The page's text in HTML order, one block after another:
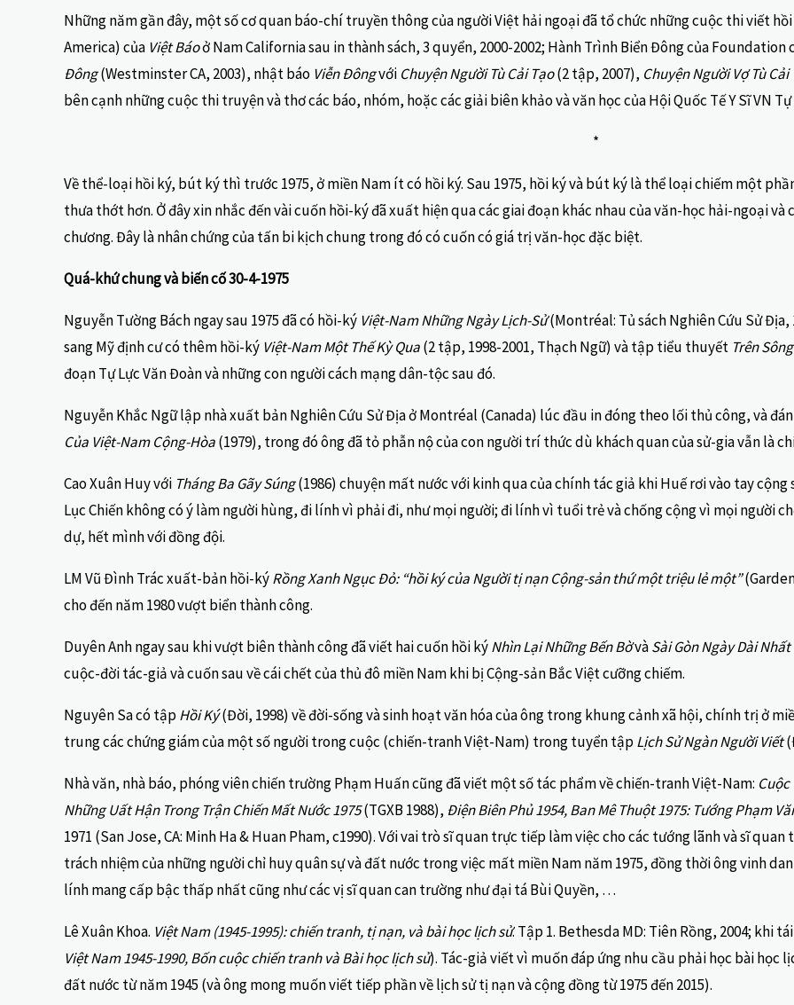
Những năm gần đây, một số cơ quan báo-chí truyền thông của người Việt hải ngoại đã tổ chức những cuộc thi viết
America) của Việt Báoở Nam California sau in thành sách, 3 quyển, 2000-2002; Hành Trình Biển Đông của
Đông(Westminster CA, 2003), nhật báo Viễn Đôngvới Chuyện Người Tù Cải Tạo(2 tập, 2007), Chuyện Người Vợ Tù Cải
bên cạnh những cuộc thi truyện và thơ các báo, nhóm, hoặc các giải biên khảo và văn học của Hội Quốc Tế Y Sĩ VN
*
Về thể-loại hồi ký, bút ký thì trước 1975, ở miền Nam ít có hồi ký. Sau 1975, hồi ký và bút ký là thể loại chiếm một
thưa thớt hơn. Ở đây xin nhắc đến vài cuốn hồi-ký đã xuất hiện qua các giai đoạn khác nhau của văn-học hải-ngoại
chương. Đây là nhân chứng của tấn bi kịch chung trong đó có cuốn có giá trị văn-học đặc biệt.
Quá-khứ chung và biến cố 30-4-1975
Nguyễn Tường Bách ngay sau 1975 đã có hồi-ký Việt-Nam Những Ngày Lịch-Sử(Montréal: Tủ sách Nghiên Cứu Sử
sang Mỹ định cư có thêm hồi-ký Việt-Nam Một Thế Kỳ Qua(2 tập, 1998-2001, Thạch Ngữ) và tập tiểu thuyết Trên
đoạn Tự Lực Văn Đoàn và những con người cách mạng dân-tộc sau đó.
Nguyễn Khắc Ngữ lập nhà xuất bản Nghiên Cứu Sử Địa ở Montréal (Canada) lúc đầu in đóng theo lối thủ công, và
Của Việt-Nam Cộng-Hòa(1979), trong đó ông đã tỏ phẫn nộ của con người trí thức dù khách quan của sử-gia vẫn là
Cao Xuân Huy với Tháng Ba Gãy Súng(1986) chuyện mất nước với kinh qua của chính tác giả khi Huế rơi vào tay cộng
Lục Chiến không có ý làm người hùng, đi lính vì phải đi, như mọi người; đi lính vì tuổi trẻ và chống cộng vì mọi người
dự, hết mình với đồng đội.
LM Vũ Đình Trác xuất-bản hồi-kýRồng Xanh Ngục Đỏ: “hồi ký của Người tị nạn Cộng-sản thứ một triệu lẻ một”
cho đến năm 1980 vượt biển thành công.
Duyên Anh ngay sau khi vượt biên thành công đã viết hai cuốn hồi kýNhìn Lại Những Bến BờvàSài Gòn Ngày Dài Nhất
cuộc-đời tác-giả và cuốn sau về cái chết của thủ đô miền Nam khi bị Cộng-sản Bắc Việt cưỡng chiếm.
Nguyên Sa có tậpHồi Ký(Đời, 1998) về đời-sống và sinh hoạt văn hóa của ông trong khung cảnh xã hội, chính trị ở
trung các chứng giám của một số người trong cuộc (chiến-tranh Việt-Nam) trong tuyển tậpLịch Sử Ngàn Người Viết
Nhà văn, nhà báo, phóng viên chiến trường Phạm Huấn cũng đã viết một số tác phẩm về chiến-tranh Việt-Nam:
Những Uất Hận Trong Trận Chiến Mất Nước 1975(TGXB 1988), Điện Biên Phủ 1954, Ban Mê Thuột 1975: Tướng Phạm
1971 (San Jose, CA: Minh Ha & Huan Pham, c1990). Với vai trò sĩ quan trực tiếp làm việc cho các tướng lãnh và sĩ
trách nhiệm của những người chỉ huy quân sự và đất nước trong việc mất miền Nam năm 1975, đồng thời ông vinh
lính mang cấp bậc thấp nhất cũng như các vị sĩ quan can trường như đại tá Bùi Quyền, …
Lê Xuân Khoa. Việt Nam (1945-1995): chiến tranh, tị nạn, và bài học lịch sử. Tập 1. Bethesda MD: Tiên Rồng, 2004; khi
Việt Nam 1945-1990, Bốn cuộc chiến tranh và Bài học lịch sử). Tác-giả viết vì muốn đáp ứng nhu cầu phải học bài học
đất nước từ năm 1945 (và ông mong muốn viết tiếp phần về lịch sử tị nạn và cộng đồng từ 1975 đến 2015).